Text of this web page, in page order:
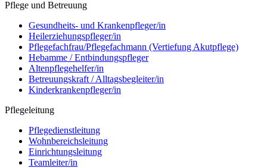
Pflege und Betreuung
Gesundheits- und Krankenpfleger/in
Heilerziehungspfleger/in
Pflegefachfrau/Pflegefachmann (Vertiefung Akutpflege)
Hebamme / Entbindungspfleger
Altenpflegehelfer/in
Betreuungskraft / Alltagsbegleiter/in
Kinderkrankenpfleger/in
Pflegeleitung
Pflegedienstleitung
Wohnbereichsleitung
Einrichtungsleitung
Teamleiter/in